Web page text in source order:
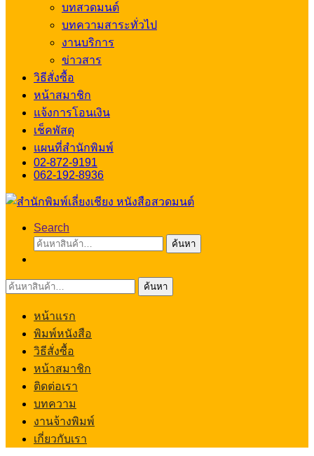
บทสวดมนต์
บทความสาระทั่วไป
งานบริการ
ข่าวสาร
วิธีสั่งซื้อ
หน้าสมาชิก
แจ้งการโอนเงิน
เช็คพัสดุ
แผนที่สำนักพิมพ์
02-872-9191
062-192-8936
Search
ค้นหา:
ค้นหา
ค้นหา: ค้นหา
หน้าแรก
พิมพ์หนังสือ
วิธีสั่งซื้อ
หน้าสมาชิก
ติดต่อเรา
บทความ
งานจ้างพิมพ์
เกี่ยวกับเรา